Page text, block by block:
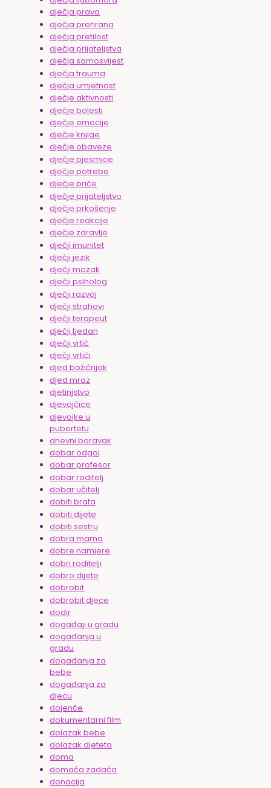
dječja prava
dječja prehrana
dječja pretilost
dječja prijateljstva
dječja samosvijest
dječja trauma
dječja umjetnost
dječje aktivnosti
dječje bolesti
dječje emocije
dječje knjige
dječje obaveze
dječje pjesmice
dječje potrebe
dječje priče
dječje prijateljstvo
dječje prkošenje
dječje reakcije
dječje zdravlje
dječji imunitet
dječji jezik
dječji mozak
dječji psiholog
dječji razvoj
dječji strahovi
dječji terapeut
dječji tjedan
dječji vrtić
dječji vrtići
djed božićnjak
djed mraz
djetinjstvo
djevojčice
djevojke u
pubertetu
dnevni boravak
dobar odgoj
dobar profesor
dobar roditelj
dobar učitelj
dobiti brata
dobiti dijete
dobiti sestru
dobra mama
dobre namjere
dobri roditelji
dobro dijete
dobrobit
dobrobit djece
dodir
događaji u gradu
događanja u
gradu
događanja za
bebe
događanja za
djecu
dojenče
dokumentarni film
dolazak bebe
dolazak djeteta
doma
domaća zadaća
donacija